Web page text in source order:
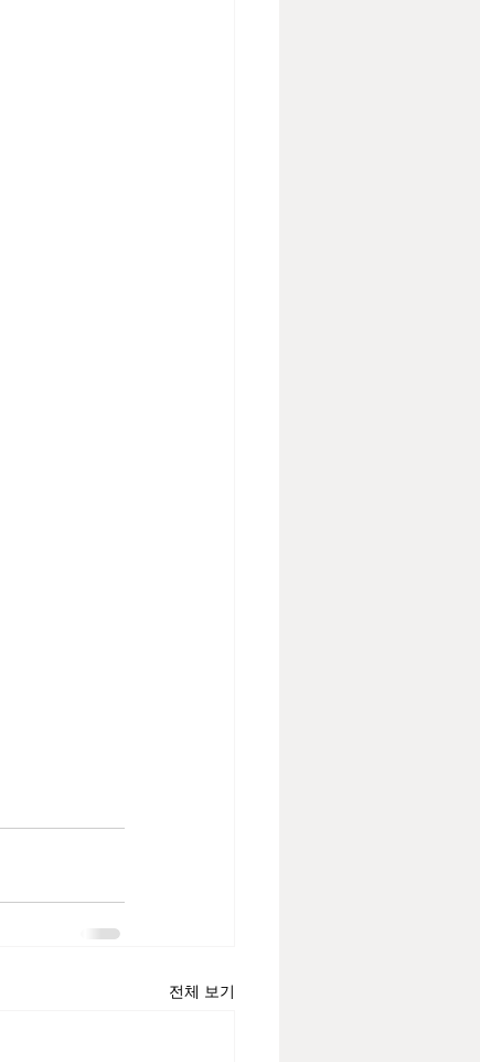
전체 보기